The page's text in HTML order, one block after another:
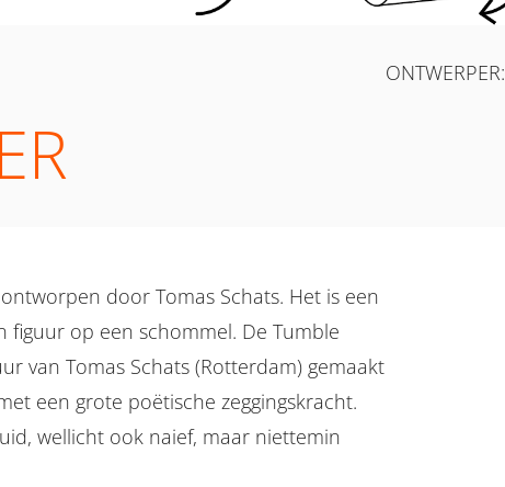
ONTWERPER:
door Tomas Schats. Het is een
op een schommel. De Tumble
van Tomas Schats (Rotterdam) gemaakt
een grote poëtische zeggingskracht.
wellicht ook naief, maar niettemin